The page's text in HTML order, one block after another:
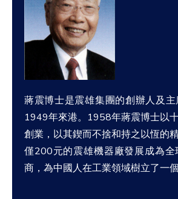
蔣震博士是震雄集團的創辦人及主
1949年來港。1958年蔣震博士以
創業，以其鍥而不捨和持之以恆的
僅200元的震雄機器廠發展成為
商，為中國人在工業領域樹立了一個